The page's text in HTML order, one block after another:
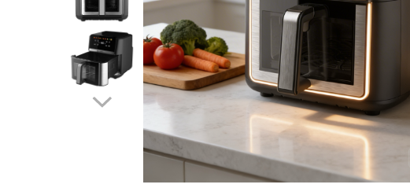
Pompe de stropit electrice
Pompe de stropit manuale
Atomizoare
Mori electrice
Mori electrice cereale